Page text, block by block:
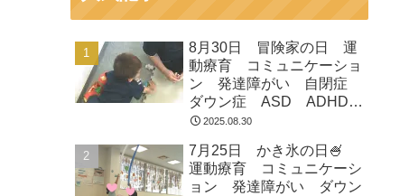
8月30日 冒険家の日 運
動療育 コミュニケーショ
ン 発達障がい 自閉症
ダウン症 ASD ADHD
放課後等デイサービス 児
ばみらい市 坂東市 守谷
市
2025.08.30
7月25日 かき氷の日🍧
運動療育 コミュニケーシ
ョン 発達障がい ダウン